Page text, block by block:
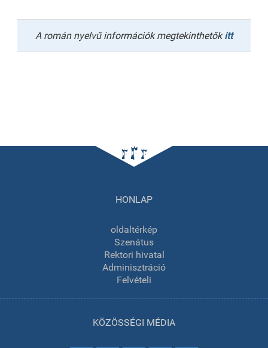
A román nyelvű információk megtekinthetőkitt
HONLAP
oldaltérkép
Szenátus
Rektori hivatal
Adminisztráció
Felvételi
KÖZÖSSÉGI MÉDIA